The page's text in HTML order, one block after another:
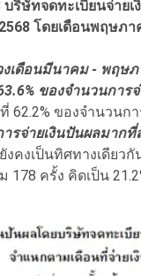
ษัทจดทะเบียนจ่ายเ
โดยเดือนพฤษภ
งเดือนมีนาคม - พฤษ
ของจำนวนการ
62.2% ของจำนวนก
รจ่ายเงินปันผลมากที่
คงเป็นทิศทางเดียว
178 ครั้ง คิดเป็น